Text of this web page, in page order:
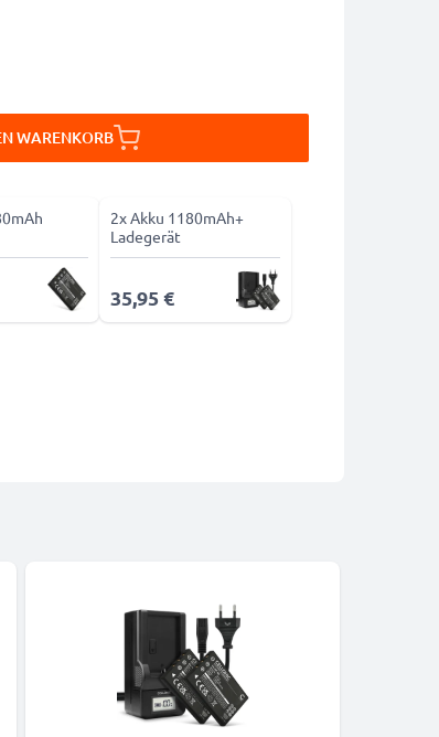
WARENKORB
2x Akku 1180mAh+
Ladegerät
35,95 €